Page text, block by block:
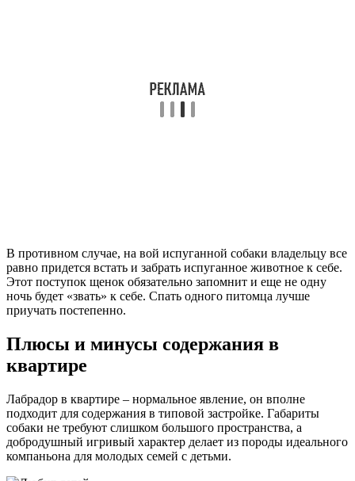
В противном случае, на вой испуганной собаки владельцу все
равно придется встать и забрать испуганное животное к себе.
Этот поступок щенок обязательно запомнит и еще не одну
ночь будет «звать» к себе. Спать одного питомца лучше
приучать постепенно.
Плюсы и минусы содержания в
квартире
Лабрадор в квартире – нормальное явление, он вполне
подходит для содержания в типовой застройке. Габариты
собаки не требуют слишком большого пространства, а
добродушный игривый характер делает из породы идеального
компаньона для молодых семей с детьми.